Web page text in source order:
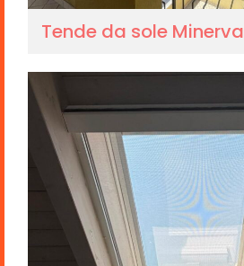
Tende da sole Minerva